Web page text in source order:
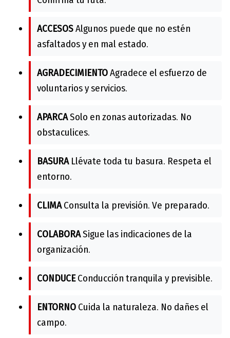
ACCESOSAlgunos puede que no estén
asfaltados y en mal estado.
AGRADECIMIENTOAgradece el esfuerzo de
voluntarios y servicios.
APARCASolo en zonas autorizadas. No
obstaculices.
BASURALlévate toda tu basura. Respeta el
entorno.
CLIMAConsulta la previsión. Ve preparado.
COLABORASigue las indicaciones de la
organización.
CONDUCEConducción tranquila y previsible.
ENTORNO Cuida la naturaleza. No dañes el
campo.